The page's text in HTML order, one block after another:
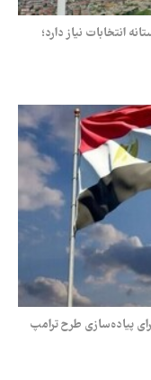
انتخابات نیاز دارد؛
پیاده‌سازی طرح ترامپ